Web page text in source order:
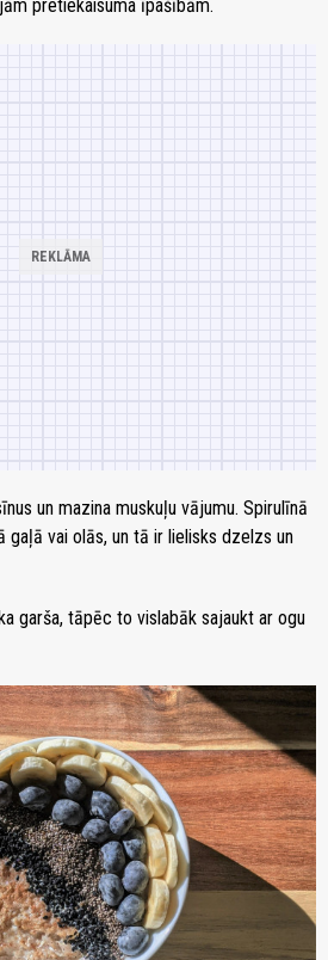
pretiekaisuma īpašībām.
un mazina muskuļu vājumu. Spirulīnā
gaļā vai olās, un tā ir lielisks dzelzs un
garša, tāpēc to vislabāk sajaukt ar ogu